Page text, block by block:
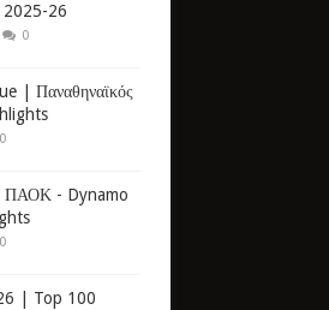
2025-26
0
| Παναθηναϊκός
0
ΠΑΟΚ - Dynamo
0
| Top 100